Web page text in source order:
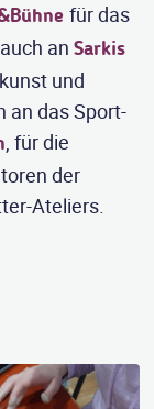
für das
an Sarkis
und
an das Sport-
, für die
der
Ateliers.